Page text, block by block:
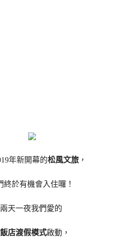
年新開幕的松風文旅 ，
終於有機會入住囉！
兩天一夜我們愛的
店渡假模式啟動，